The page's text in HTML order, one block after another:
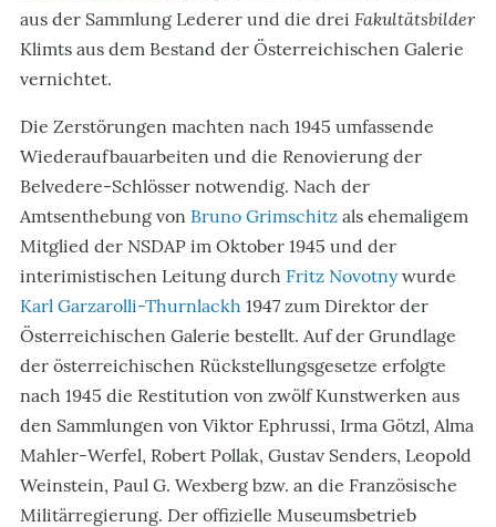
aus der Sammlung Lederer und die drei Fakultätsbilder
Klimts aus dem Bestand der Österreichischen Galerie
vernichtet.
Die Zerstörungen machten nach 1945 umfassende
Wiederaufbauarbeiten und die Renovierung der
Belvedere-Schlösser notwendig. Nach der
Amtsenthebung von Bruno Grimschitz als ehemaligem
Mitglied der NSDAP im Oktober 1945 und der
interimistischen Leitung durch Fritz Novotnywurde
Karl Garzarolli-Thurnlackh 1947 zum Direktor der
Österreichischen Galerie bestellt. Auf der Grundlage
der österreichischen Rückstellungsgesetze erfolgte
nach 1945 die Restitution von zwölf Kunstwerken aus
den Sammlungen von Viktor Ephrussi, Irma Götzl, Alma
Mahler-Werfel, Robert Pollak, Gustav Senders, Leopold
Weinstein, Paul G. Wexberg bzw. an die Französische
Militärregierung. Der offizielle Museumsbetrieb